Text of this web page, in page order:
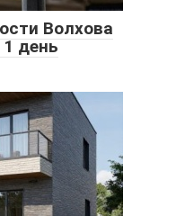
Волхова
день